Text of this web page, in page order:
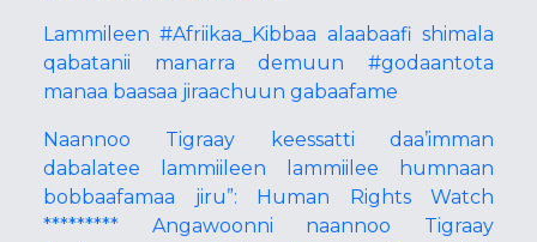
Lammileen #Afriikaa_Kibbaa alaabaafi shimala
qabatanii manarra demuun #godaantota
manaa baasaa jiraachuun gabaafame
Naannoo Tigraay keessatti daa’imman
dabalatee lammiileen lammiilee humnaan
bobbaafamaa jiru”: Human Rights Watch
********* Angawoonni naannoo Tigraay